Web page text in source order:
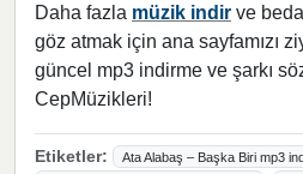
Daha fazla müzik indir ve
göz atmak için ana sayfamızı
güncel mp3 indirme ve şarkı
CepMüzikleri!
Etiketler: Ata Alabaş – Başka Biri mp3